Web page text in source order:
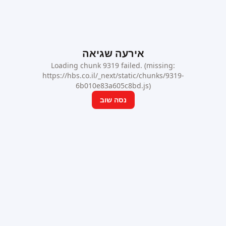
אירעה שגיאה
Loading chunk 9319 failed. (missing:
https://hbs.co.il/_next/static/chunks/9319-
6b010e83a605c8bd.js)